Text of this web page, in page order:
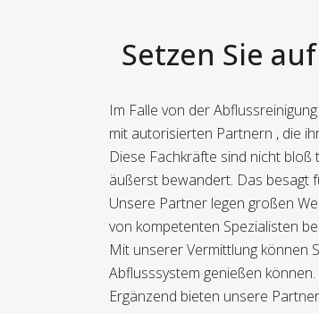
Setzen Sie
Im Falle von der
mit autorisierten Partnern , die
Diese Fachkräfte sind nicht
äußerst bewandert. Das besagt
Unsere Partner legen großen
von kompetenten Spezialisten
Mit unserer Vermittlung können
Abflusssystem genießen können.
Ergänzend bieten unsere